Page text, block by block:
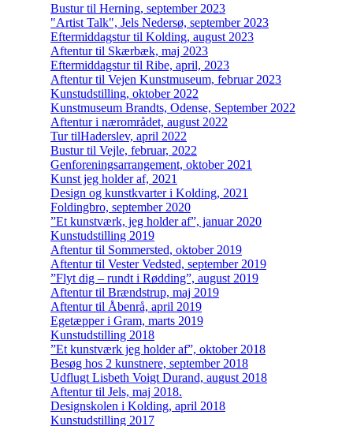
Bustur til Herning, september 2023
"Artist Talk", Jels Nedersø, september 2023
Eftermiddagstur til Kolding, august 2023
Aftentur til Skærbæk, maj 2023
Eftermiddagstur til Ribe, april, 2023
Aftentur til Vejen Kunstmuseum, februar 2023
Kunstudstilling, oktober 2022
Kunstmuseum Brandts, Odense, September 2022
Aftentur i nærområdet, august 2022
Tur tilHaderslev, april 2022
Bustur til Vejle, februar, 2022
Genforeningsarrangement, oktober 2021
Kunst jeg holder af, 2021
Design og kunstkvarter i Kolding, 2021
Foldingbro, september 2020
”Et kunstværk, jeg holder af”, januar 2020
Kunstudstilling 2019
Aftentur til Sommersted, oktober 2019
Aftentur til Vester Vedsted, september 2019
”Flyt dig – rundt i Rødding”, august 2019
Aftentur til Brændstrup, maj 2019
Aftentur til Åbenrå, april 2019
Egetæpper i Gram, marts 2019
Kunstudstilling 2018
”Et kunstværk jeg holder af”, oktober 2018
Besøg hos 2 kunstnere, september 2018
Udflugt Lisbeth Voigt Durand, august 2018
Aftentur til Jels, maj 2018.
Designskolen i Kolding, april 2018
Kunstudstilling 2017